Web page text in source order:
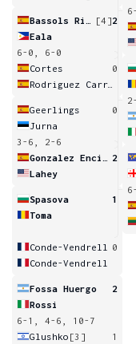
[4]2
Eala
6-0, 6-0
Cortes
0
Geerlings
0
Jurna
3-6, 2-6
2
Lahey
Spasova
1
Toma
Conde-Vendrell
0
Conde-Vendrell
Fossa Huergo
2
Rossi
6-1, 4-6, 10-7
Glushko [3]
1